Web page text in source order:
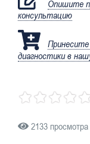
Опишите
консультацию
диагностики в
2133 просмотра